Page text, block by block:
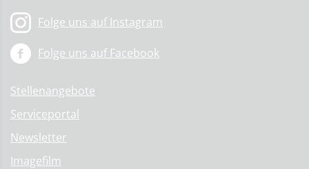
Folge uns auf Instagram
Folge uns auf Facebook
Stellenangebote
Serviceportal
Newsletter
Imagefilm